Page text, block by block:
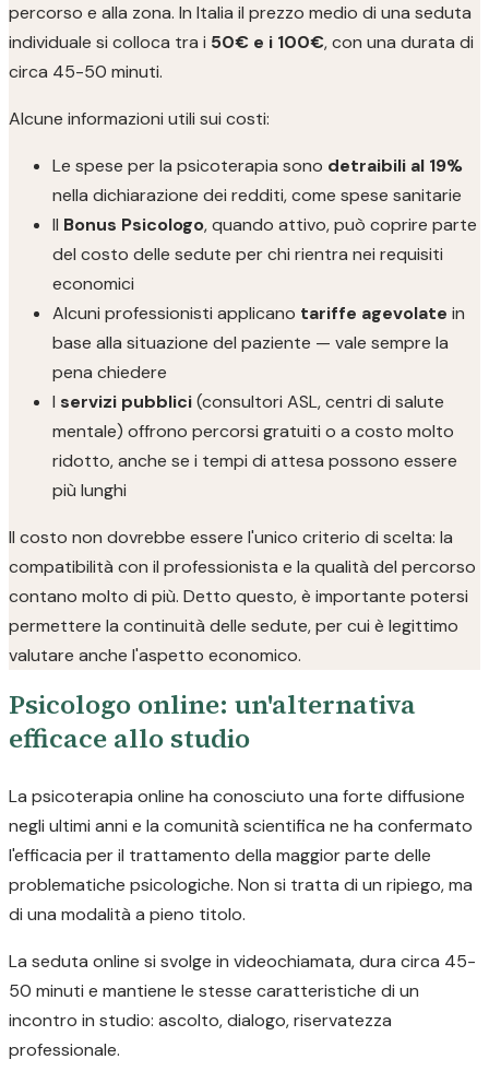
percorso e alla zona. In Italia il prezzo medio di una seduta
individuale si colloca tra i 50€ e i 100€, con una durata di
circa 45-50 minuti.
Alcune informazioni utili sui costi:
Le spese per la psicoterapia sono detraibili al 19%
nella dichiarazione dei redditi, come spese sanitarie
Il Bonus Psicologo, quando attivo, può coprire parte
del costo delle sedute per chi rientra nei requisiti
economici
Alcuni professionisti applicano tariffe agevolate in
base alla situazione del paziente — vale sempre la
pena chiedere
I servizi pubblici(consultori ASL, centri di salute
mentale) offrono percorsi gratuiti o a costo molto
ridotto, anche se i tempi di attesa possono essere
più lunghi
Il costo non dovrebbe essere l'unico criterio di scelta: la
compatibilità con il professionista e la qualità del percorso
contano molto di più. Detto questo, è importante potersi
permettere la continuità delle sedute, per cui è legittimo
valutare anche l'aspetto economico.
Psicologo online: un'alternativa
efficace allo studio
La psicoterapia online ha conosciuto una forte diffusione
negli ultimi anni e la comunità scientifica ne ha confermato
l'efficacia per il trattamento della maggior parte delle
problematiche psicologiche. Non si tratta di un ripiego, ma
di una modalità a pieno titolo.
La seduta online si svolge in videochiamata, dura circa 45-
50 minuti e mantiene le stesse caratteristiche di un
incontro in studio: ascolto, dialogo, riservatezza
professionale.